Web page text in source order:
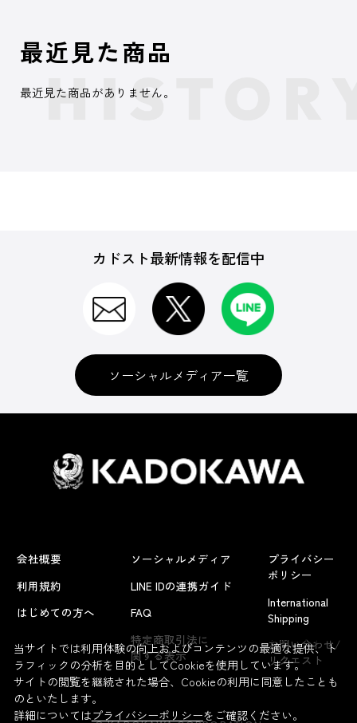
よくあるお問い合わせ
最近見た商品
最近見た商品がありません。
カドスト最新情報を配信中
ソーシャルメディア一覧
会社概要
利用規約
はじめての方へ
ソーシャルメディア
LINE IDの連携ガイド
FAQ
特定商取引法に
関する表示
プライバシー
ポリシー
International
Shipping
お問い合わせ/
リクエスト
当サイトでは利用体験の向上およびコンテンツの最適な提供、ト
ラフィックの分析を目的としてCookieを使用しています。
サイトの閲覧を継続された場合、Cookieの利用に同意したことも
のといたします。
詳細についてはプライバシーポリシーをご確認ください。